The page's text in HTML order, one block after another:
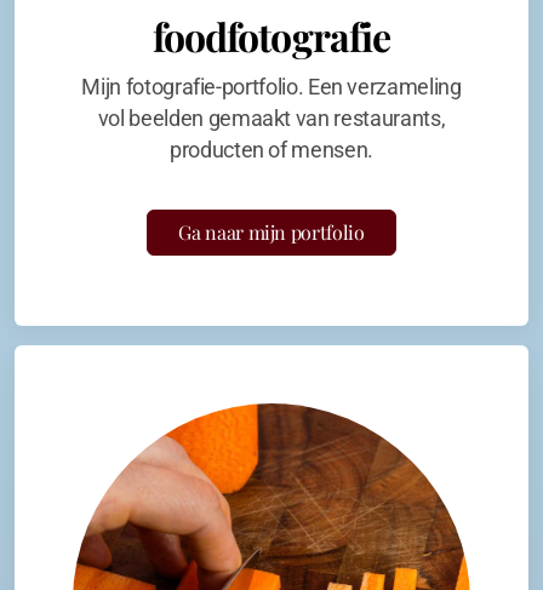
foodfotografie
Mijn fotografie-portfolio. Een verzameling
vol beelden gemaakt van restaurants,
producten of mensen.
Ga naar mijn portfolio